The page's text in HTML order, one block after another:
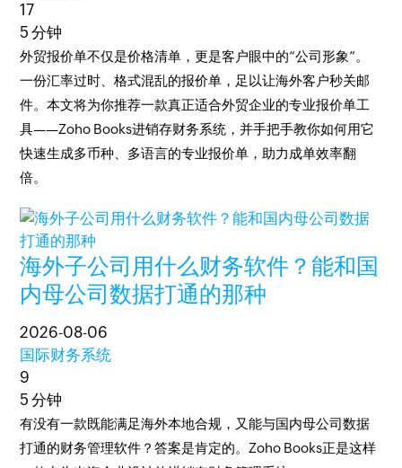
17
5 分钟
外贸报价单不仅是价格清单，更是客户眼中的“公司形象”。
一份汇率过时、格式混乱的报价单，足以让海外客户秒关邮
件。本文将为你推荐一款真正适合外贸企业的专业报价单工
具——Zoho Books进销存财务系统，并手把手教你如何用它
快速生成多币种、多语言的专业报价单，助力成单效率翻
倍。
海外子公司用什么财务软件？能和国
内母公司数据打通的那种
2026-08-06
国际财务系统
9
5 分钟
有没有一款既能满足海外本地合规，又能与国内母公司数据
打通的财务管理软件？答案是肯定的。Zoho Books正是这样